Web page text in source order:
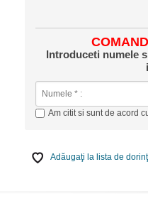
Introduceti numele
Am citit si sunt de acord
Adăugaţi la lista de